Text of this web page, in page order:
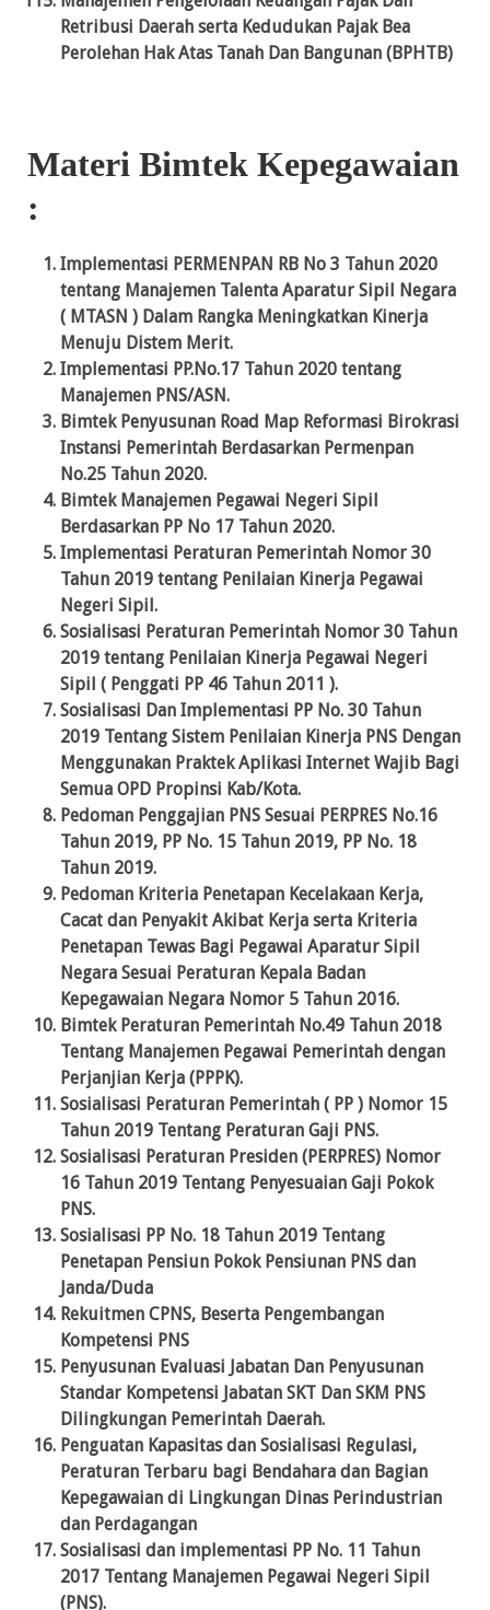
Retribusi Daerah serta Kedudukan Pajak Bea
Perolehan Hak Atas Tanah Dan Bangunan (BPHTB)
Materi Bimtek Kepegawaian
:
Implementasi PERMENPAN RB No 3 Tahun 2020
tentang Manajemen Talenta Aparatur Sipil Negara
( MTASN ) Dalam Rangka Meningkatkan Kinerja
Menuju Distem Merit.
Implementasi PP.No.17 Tahun 2020 tentang
Manajemen PNS/ASN.
Bimtek Penyusunan Road Map Reformasi Birokrasi
Instansi Pemerintah Berdasarkan Permenpan
No.25 Tahun 2020.
Bimtek Manajemen Pegawai Negeri Sipil
Berdasarkan PP No 17 Tahun 2020.
Implementasi Peraturan Pemerintah Nomor 30
Tahun 2019 tentang Penilaian Kinerja Pegawai
Negeri Sipil.
Sosialisasi Peraturan Pemerintah Nomor 30 Tahun
2019 tentang Penilaian Kinerja Pegawai Negeri
Sipil ( Penggati PP 46 Tahun 2011 ).
Sosialisasi Dan Implementasi PP No. 30 Tahun
2019 Tentang Sistem Penilaian Kinerja PNS Dengan
Menggunakan Praktek Aplikasi Internet Wajib Bagi
Semua OPD Propinsi Kab/Kota.
Pedoman Penggajian PNS Sesuai PERPRES No.16
Tahun 2019, PP No. 15 Tahun 2019, PP No. 18
Tahun 2019.
Pedoman Kriteria Penetapan Kecelakaan Kerja,
Cacat dan Penyakit Akibat Kerja serta Kriteria
Penetapan Tewas Bagi Pegawai Aparatur Sipil
Negara Sesuai Peraturan Kepala Badan
Kepegawaian Negara Nomor 5 Tahun 2016.
Bimtek Peraturan Pemerintah No.49 Tahun 2018
Tentang Manajemen Pegawai Pemerintah dengan
Perjanjian Kerja (PPPK).
Sosialisasi Peraturan Pemerintah ( PP ) Nomor 15
Tahun 2019 Tentang Peraturan Gaji PNS.
Sosialisasi Peraturan Presiden (PERPRES) Nomor
16 Tahun 2019 Tentang Penyesuaian Gaji Pokok
PNS.
Sosialisasi PP No. 18 Tahun 2019 Tentang
Penetapan Pensiun Pokok Pensiunan PNS dan
Janda/Duda
Rekuitmen CPNS, Beserta Pengembangan
Kompetensi PNS
Penyusunan Evaluasi Jabatan Dan Penyusunan
Standar Kompetensi Jabatan SKT Dan SKM PNS
Dilingkungan Pemerintah Daerah.
Penguatan Kapasitas dan Sosialisasi Regulasi,
Peraturan Terbaru bagi Bendahara dan Bagian
Kepegawaian di Lingkungan Dinas Perindustrian
dan Perdagangan
Sosialisasi dan implementasi PP No. 11 Tahun
2017 Tentang Manajemen Pegawai Negeri Sipil
(PNS).